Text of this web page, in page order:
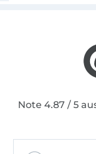
Note 4.87 / 5